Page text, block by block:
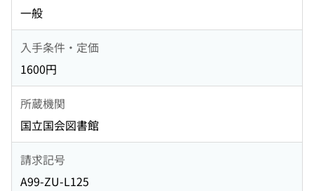
一般
入手条件・定価
1600円
所蔵機関
国立国会図書館
請求記号
A99-ZU-L125